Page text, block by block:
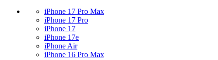
iPhone 17 Pro Max
iPhone 17 Pro
iPhone 17
iPhone 17e
iPhone Air
iPhone 16 Pro Max